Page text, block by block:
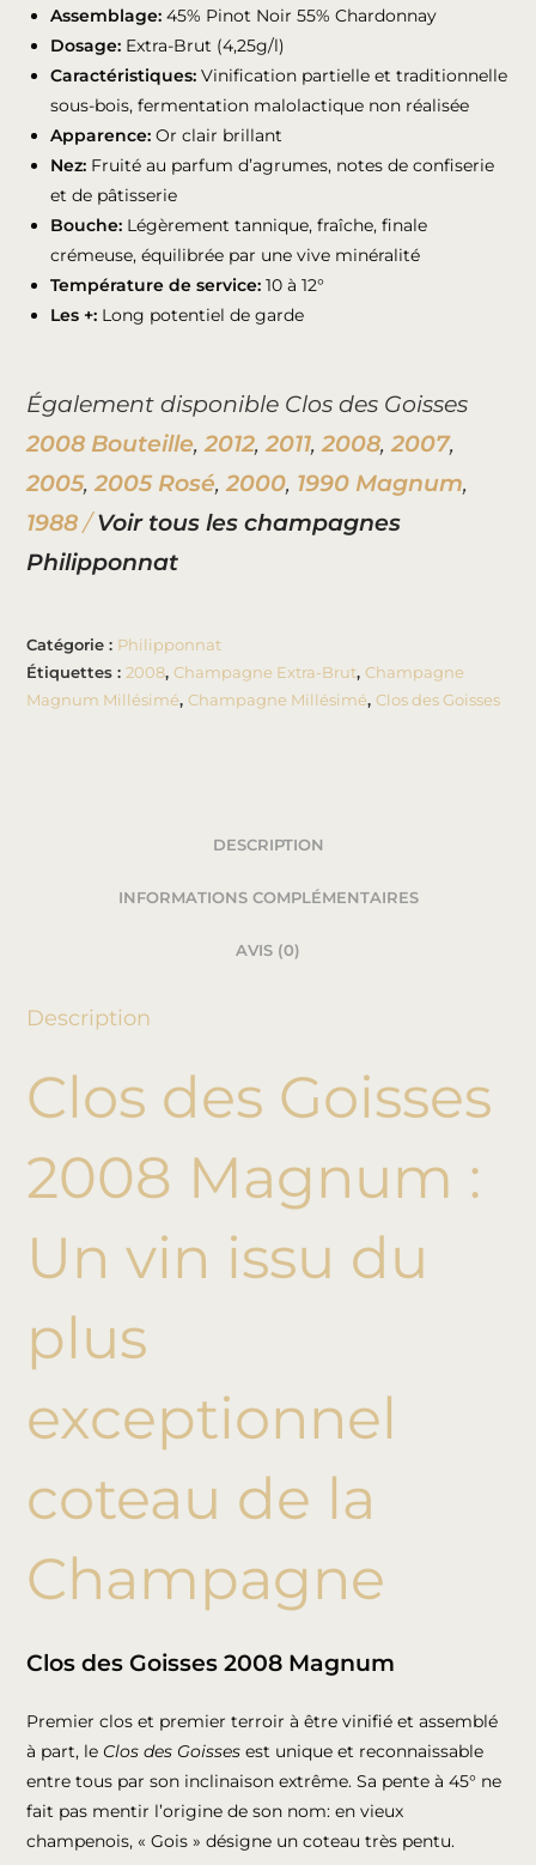
Assemblage:45% Pinot Noir 55% Chardonnay
Dosage: Extra-Brut (4,25g/l)
Caractéristiques:Vinification partielle et traditionnelle
sous-bois, fermentation malolactique non réalisée
Apparence:Or clair brillant
Nez: Fruité au parfum d’agrumes, notes de confiserie
et de pâtisserie
Bouche: Légèrement tannique, fraîche, finale
crémeuse, équilibrée par une vive minéralité
Température de service:10 à 12°
Les +: Long potentiel de garde
Également disponible Clos des Goisses
2008 Bouteille,2012,2011, 2008, 2007,
2005, 2005 Rosé, 2000, 1990 Magnum,
1988/Voir tous les champagnes
Philipponnat
Catégorie : Philipponnat
Étiquettes :2008,Champagne Extra-Brut,Champagne
Magnum Millésimé,Champagne Millésimé,Clos des Goisses
DESCRIPTION
INFORMATIONS COMPLÉMENTAIRES
AVIS (0)
Description
Clos des Goisses
2008 Magnum :
Un vin issu du
plus
exceptionnel
coteau de la
Champagne
Clos des Goisses 2008 Magnum
Premier clos et premier terroir à être vinifié et assemblé
à part, le Clos des Goisses est unique et reconnaissable
entre tous par son inclinaison extrême. Sa pente à 45° ne
fait pas mentir l’origine de son nom: en vieux
champenois, « Gois » désigne un coteau très pentu.